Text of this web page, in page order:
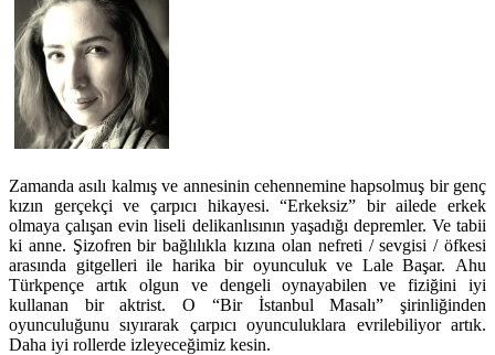
Zamanda asılı kalmış ve annesinin cehennemine hapsolmuş bir genç
kızın gerçekçi ve çarpıcı hikayesi. “Erkeksiz” bir ailede erkek
olmaya çalışan evin liseli delikanlısının yaşadığı depremler. Ve tabii
ki anne. Şizofren bir bağlılıkla kızına olan nefreti / sevgisi / öfkesi
arasında gitgelleri ile harika bir oyunculuk ve Lale Başar. Ahu
Türkpençe artık olgun ve dengeli oynayabilen ve fiziğini iyi
kullanan bir aktrist. O “Bir İstanbul Masalı” şirinliğinden
oyunculuğunu sıyırarak çarpıcı oyunculuklara evrilebiliyor artık.
Daha iyi rollerde izleyeceğimiz kesin.